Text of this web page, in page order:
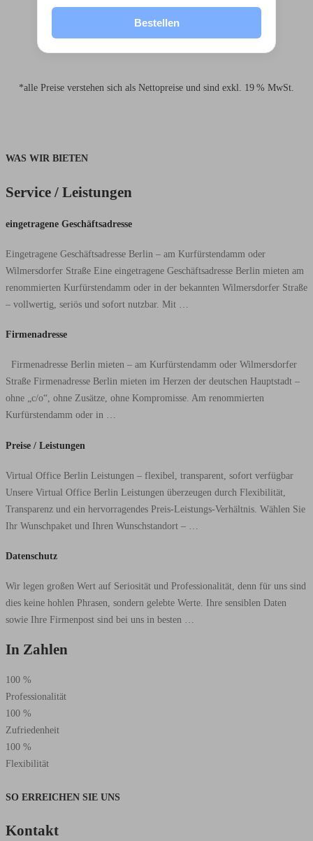
Bestellen
*alle Preise verstehen sich als Nettopreise und sind exkl. 19 % MwSt.
WAS WIR BIETEN
Service / Leistungen
eingetragene
eingetragene Geschäftsadresse
Eingetragene Geschäftsadresse Berlin – am Kurfürstendamm oder
Wilmersdorfer Straße Eine eingetragene Geschäftsadresse Berlin mieten am
renommierten Kurfürstendamm oder in der bekannten Wilmersdorfer Straße
– vollwertig, seriös und sofort nutzbar. Mit …
Firmenadresse
Firmenadresse
Firmenadresse Berlin mieten – am Kurfürstendamm oder Wilmersdorfer
Straße Firmenadresse Berlin mieten im Herzen der deutschen Hauptstadt –
ohne „c/o“, ohne Zusätze, ohne Kompromisse. Am renommierten
Kurfürstendamm oder in …
Preise
Leistungen
Preise / Leistungen
Virtual Office Berlin Leistungen – flexibel, transparent, sofort verfügbar
Unsere Virtual Office Berlin Leistungen überzeugen durch Flexibilität,
Transparenz und ein hervorragendes Preis-Leistungs-Verhältnis. Wählen Sie
Ihr Wunschpaket und Ihren Wunschstandort – …
Datenschutz
Datenschutz
Wir legen großen Wert auf Seriosität und Professionalität, denn für uns sind
dies keine hohlen Phrasen, sondern gelebte Werte. Ihre sensiblen Daten
sowie Ihre Firmenpost sind bei uns in besten …
In Zahlen
100 %
Professionalität
100 %
Zufriedenheit
100 %
Flexibilität
SO ERREICHEN SIE UNS
Kontakt